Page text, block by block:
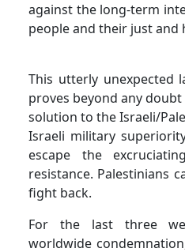
against the long-term
people and their just and
This utterly unexpected
proves beyond any
solution to the Israeli/
Israeli military
escape the
resistance. Palestinians
fight back.
For the last three
worldwide